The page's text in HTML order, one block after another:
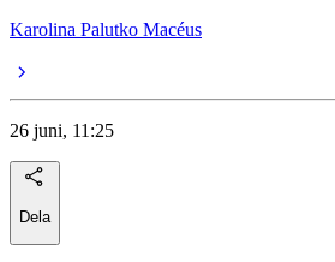
Karolina Palutko Macéus
26 juni, 11:25
Dela